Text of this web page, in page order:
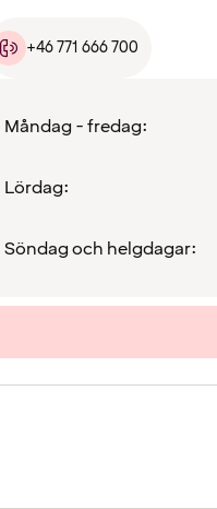
+46 771 666 700
Måndag - fredag:
Lördag:
Söndag och helgdagar: